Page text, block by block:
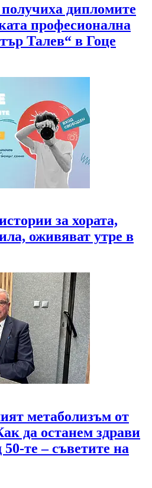
дипломите
професионална
Талев“ в Гоце
за хората,
оживяват утре в
метаболизъм от
да останем здрави
те – съветите на